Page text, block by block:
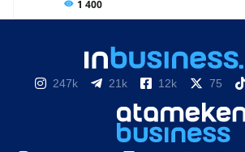
247k 21k 12k 75